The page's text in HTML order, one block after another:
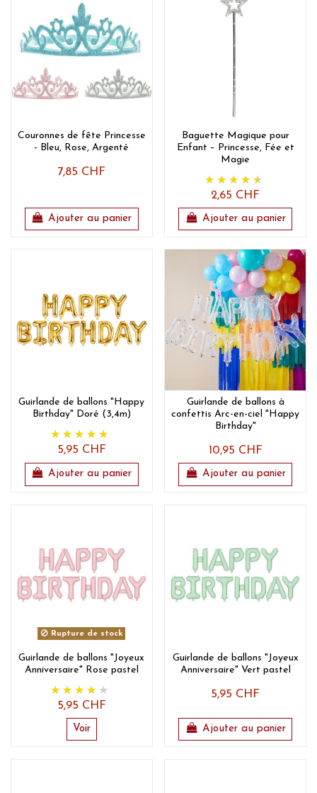
Couronnes de fête Princesse
- Bleu, Rose, Argenté
7,85 CHF
Ajouter au panier
Baguette Magique pour
Enfant – Princesse, Fée et
Magie
2,65 CHF
Ajouter au panier
Guirlande de ballons "Happy
Birthday" Doré (3,4m)
5,95 CHF
Ajouter au panier
Guirlande de ballons à
confettis Arc-en-ciel "Happy
Birthday"
10,95 CHF
Ajouter au panier
Rupture de stock
Guirlande de ballons "Joyeux
Anniversaire" Rose pastel
5,95 CHF
Voir
Guirlande de ballons "Joyeux
Anniversaire" Vert pastel
5,95 CHF
Ajouter au panier